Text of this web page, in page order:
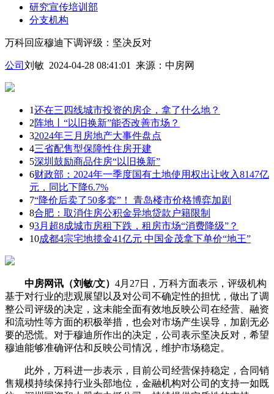
研究宣传培训部
分支机构
万科回应穆迪下调评级：坚决反对
公司 刘敏 2024-04-28 08:41:01 来源： 中房网
1还在三四线城市投资的房企，拿了什么地？
2阵地丨“以旧换新”能否改善市场？
32024年三月房地产大事件盘点
4三省配售型保障性住房开建
5深圳鼓励商品住房“以旧换新”
6财政部：2024年一季度国有土地使用权出让收入8147亿
元，同比下降6.7%
7“降价后卖了50多套”！ 青岛楼市价格博弈加剧
8合肥：取消住房公积金异地贷款户籍限制
93月超8成城市房租下跌，租房市场“消费降级”？
10成都4宗宅地揽金41亿元 中国金茂拿下单价“地王”
中房网讯（刘敏/文） 4月27日，万科方面表示，评级机构
基于对行业的悲观展望以及对公司不确定性的担忧，做出了调
整公司评级的决定，这未能全面有效地反映公司在经营、融资
和流动性等方面的积极举措，也会对市场产生误导，加剧无必
要的恐慌。对于穆迪所作出的决定，公司表示坚决反对，希望
穆迪能够准确评估和反映公司情况，维护市场稳定。
此外，万科进一步表示，目前公司经营保持稳定，合同销
售规模持续保持行业头部地位，金融机构对公司的支持一如既